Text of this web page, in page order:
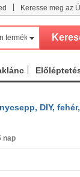
Keresse meg az
termék
DIY,
nap